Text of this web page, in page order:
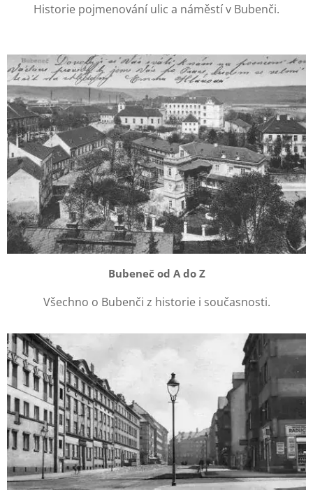
Historie pojmenování ulic a náměstí v Bubenči.
Bubeneč od A do Z
Všechno o Bubenči z historie i současnosti.